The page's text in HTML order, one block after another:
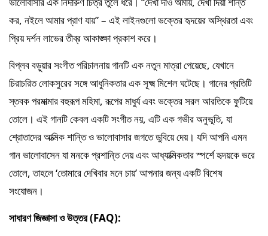
কর, নইলে আমার প্রাণ যায়” – এই লাইনগুলো ভক্তের হৃদয়ের অস্থিরতা এবং
প্রিয় দর্শন লাভের তীব্র আকাঙ্ক্ষা প্রকাশ করে।
বিপ্লব বড়ুয়ার সংগীত পরিচালনায় গানটি এক নতুন মাত্রা পেয়েছে, যেখানে
চিরাচরিত লোকসুরের সঙ্গে আধুনিকতার এক সূক্ষ্ম মিশেল ঘটেছে। গানের প্রতিটি
স্তবক পরমাত্মার বহুরূপ মহিমা, রূপের মাধুর্য এবং ভক্তের সরল আরতিকে ফুটিয়ে
তোলে। এই গানটি কেবল একটি সংগীত নয়, এটি এক গভীর অনুভূতি, যা
শ্রোতাদের আত্মিক শান্তি ও ভালোবাসার জগতে ডুবিয়ে দেয়। যদি আপনি এমন
গান ভালোবাসেন যা মনকে প্রশান্তি দেয় এবং আধ্যাত্মিকতার স্পর্শে হৃদয়কে ভরে
তোলে, তাহলে ‘তোমারে দেখিবার মনে চায়’ আপনার জন্য একটি বিশেষ
সংযোজন।
সাধারণ জিজ্ঞাসা ও উত্তর (FAQ):